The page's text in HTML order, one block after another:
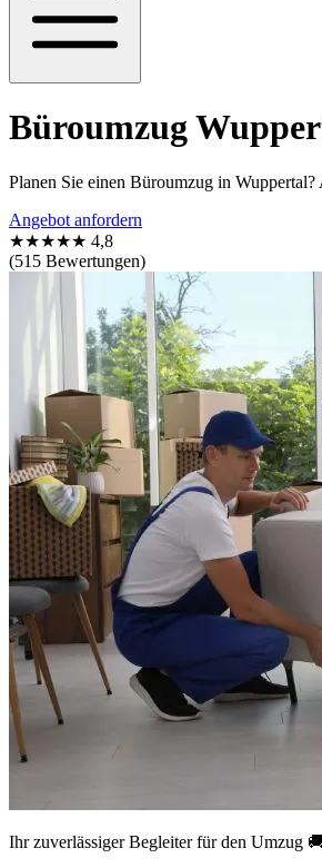
Büroumzug
Planen Sie einen Büroumzug in
Angebot anfordern
★★★★★ 4,8
(515 Bewertungen)
Ihr zuverlässiger Begleiter für den Umzug